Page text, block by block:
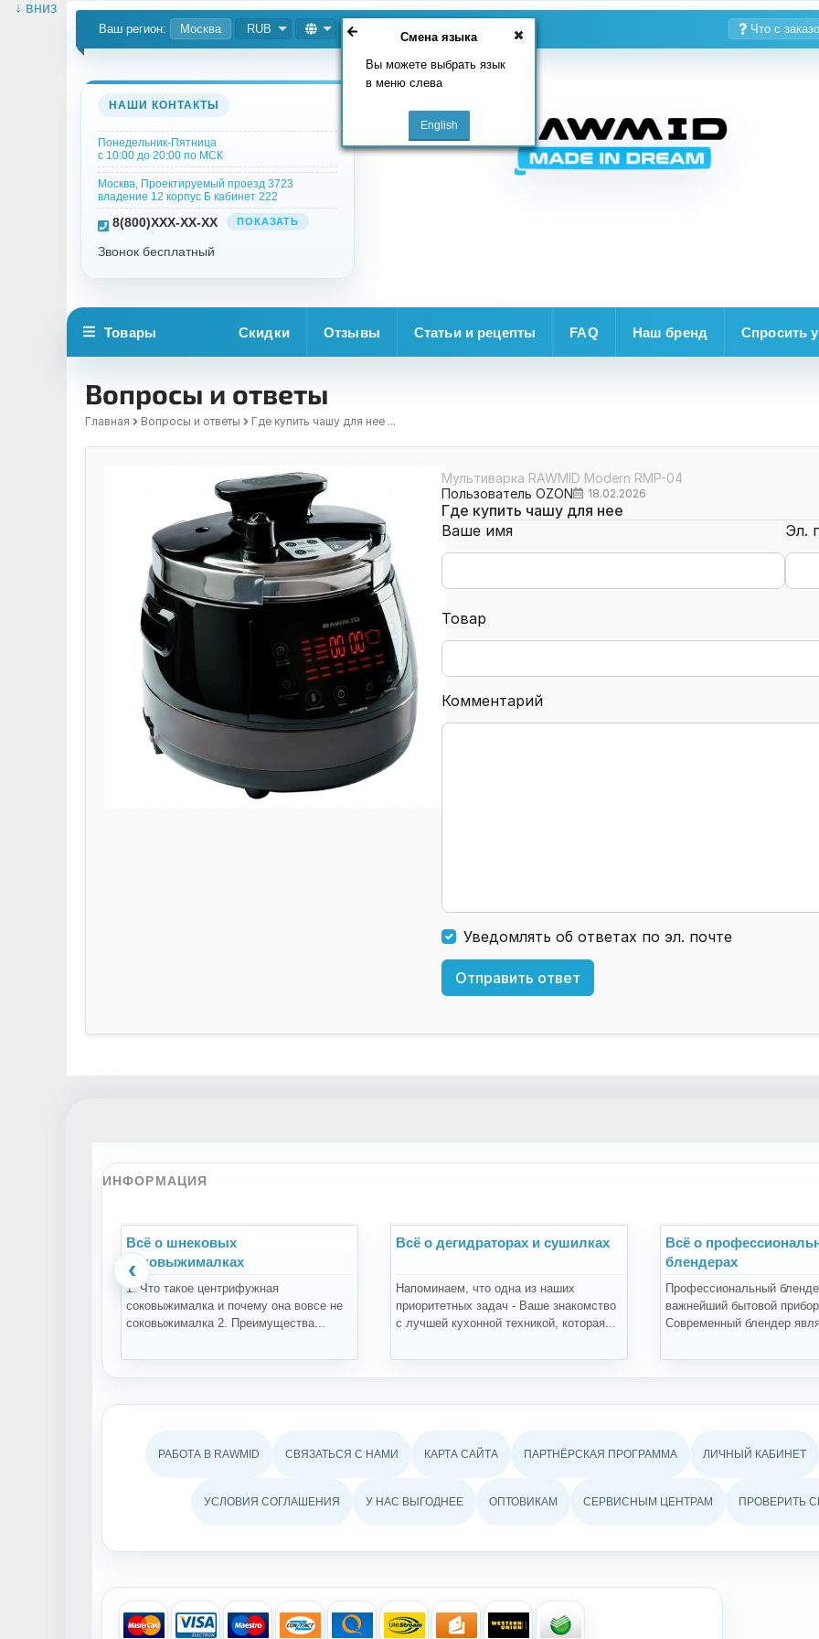
↓ вниз
Ваш регион: Москва RUB
Смена языка
Вы можете выбрать язык
в меню слева
Что с
НАШИ КОНТАКТЫ
Понедельник-Пятница
с 10:00 до 20:00 по МСК
Москва, Проектируемый проезд 3723
владение 12 корпус Б кабинет 222
8(800)XXX-XX-XX ПОКАЗАТЬ
Звонок бесплатный
Товары Скидки Отзывы Статьи и рецепты FAQ Наш бренд Спросить
Вопросы и ответы
Главная Вопросы и ответы Где купить чашу для нее ...
Мультиварка RAWMID Modern RMP-04
Пользователь OZON
18.02.2026
Где купить чашу для нее
Ваше имя
Эл.
Товар
Комментарий
Уведомлять об ответах по эл. почте
Отправить ответ
ИНФОРМАЦИЯ
‹
Всё о шнековых
соковыжималках
1. Что такое центрифужная
соковыжималка и почему она вовсе не
соковыжималка 2. Преимущества...
Всё о дегидраторах и сушилках
Напоминаем, что одна из наших
приоритетных задач - Ваше знакомство
с лучшей кухонной техникой, которая...
Всё о
блендерах
Профессиональный
важнейший бытовой
Современный блендер
РАБОТА В RAWMID СВЯЗАТЬСЯ С НАМИ КАРТА САЙТА ПАРТНЁРСКАЯ ПРОГРАММА ЛИЧНЫЙ КАБИНЕТ
УСЛОВИЯ СОГЛАШЕНИЯ У НАС ВЫГОДНЕЕ ОПТОВИКАМ СЕРВИСНЫМ ЦЕНТРАМ ПРОВЕРИТЬ